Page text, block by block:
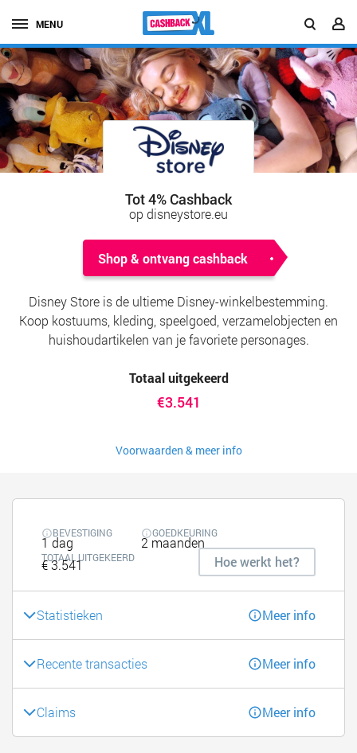
MENU
Tot 4% Cashback
op disneystore.eu
Shop & ontvang cashback
Disney Store is de ultieme Disney-winkelbestemming.
Koop kostuums, kleding, speelgoed, verzamelobjecten en
huishoudartikelen van je favoriete personages.
Totaal uitgekeerd
€3.541
Voorwaarden & meer info
BEVESTIGING
1 dag
GOEDKEURING
2 maanden
TOTAAL UITGEKEERD
€ 3.541 Hoe werkt het?
Statistieken Meer info
Recente transacties Meer info
Claims Meer info